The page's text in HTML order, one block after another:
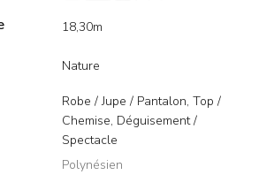
18,30m
Nature
Robe / Jupe / Pantalon, Top /
Chemise, Déguisement /
Spectacle
Polynésien